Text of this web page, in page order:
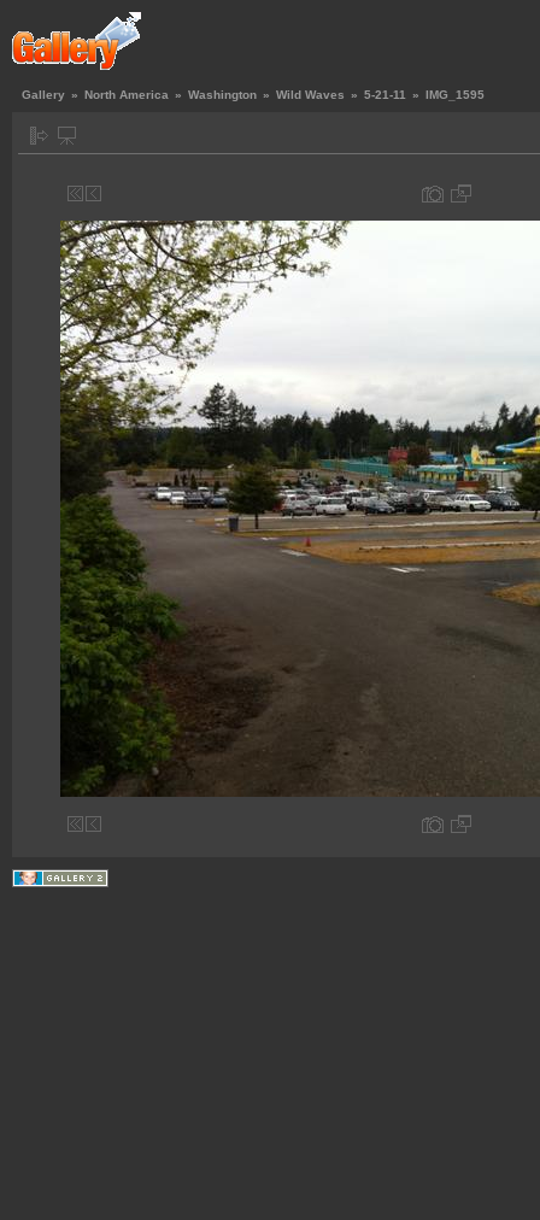
Gallery » North America » Washington » Wild Waves » 5-21-11 » IMG_1595